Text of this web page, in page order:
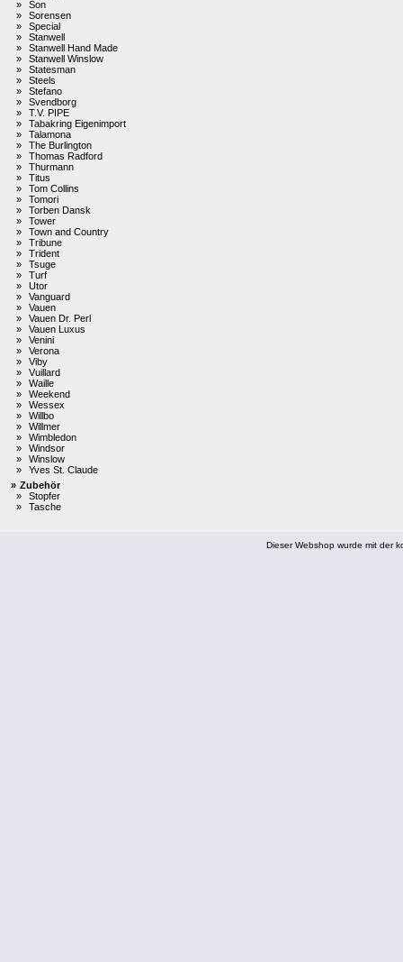
»
Son
»
Sorensen
»
Special
»
Stanwell
»
Stanwell Hand Made
»
Stanwell Winslow
»
Statesman
»
Steels
»
Stefano
»
Svendborg
»
T.V. PIPE
»
Tabakring Eigenimport
»
Talamona
»
The Burlington
»
Thomas Radford
»
Thurmann
»
Titus
»
Tom Collins
»
Tomori
»
Torben Dansk
»
Tower
»
Town and Country
»
Tribune
»
Trident
»
Tsuge
»
Turf
»
Utor
»
Vanguard
»
Vauen
»
Vauen Dr. Perl
»
Vauen Luxus
»
Venini
»
Verona
»
Viby
»
Vuillard
»
Waille
»
Weekend
»
Wessex
»
Willbo
»
Willmer
»
Wimbledon
»
Windsor
»
Winslow
»
Yves St. Claude
» Zubehör
»
Stopfer
»
Tasche
Dieser Webshop wurde mit der